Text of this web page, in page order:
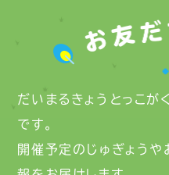
だいまるきょうとっこが
です。
開催予定のじゅぎょうや